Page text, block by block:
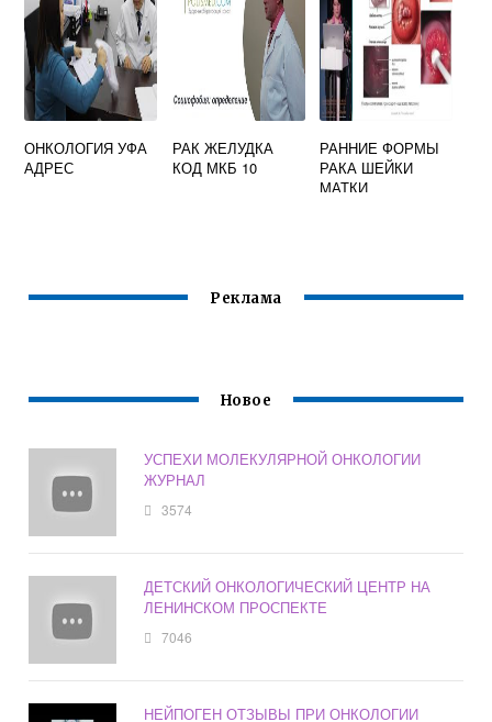
ОНКОЛОГИЯ УФА
АДРЕС
РАК ЖЕЛУДКА
КОД МКБ 10
РАННИЕ ФОРМЫ
РАКА ШЕЙКИ
МАТКИ
Реклама
Новое
УСПЕХИ МОЛЕКУЛЯРНОЙ ОНКОЛОГИИ
ЖУРНАЛ
3574
ДЕТСКИЙ ОНКОЛОГИЧЕСКИЙ ЦЕНТР НА
ЛЕНИНСКОМ ПРОСПЕКТЕ
7046
НЕЙПОГЕН ОТЗЫВЫ ПРИ ОНКОЛОГИИ